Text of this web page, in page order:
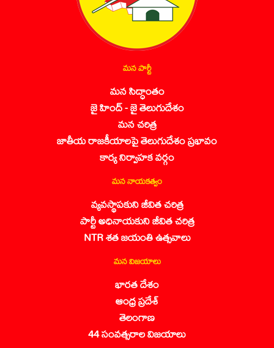
మన పార్టీ
మన సిద్ధాంతం
జై హింద్ - జై తెలుగుదేశం
మన చరిత్ర
జాతీయ రాజకీయాలపై తెలుగుదేశం ప్రభావం
కార్య నిర్వాహక వర్గం
మన నాయకత్వం
వ్యవస్థాపకుని జీవిత చరిత్ర
పార్టీ అధినాయకుని జీవిత చరిత్ర
NTR శత జయంతి ఉత్సవాలు
మన విజయాలు
భారత దేశం
ఆంధ్ర ప్రదేశ్
తెలంగాణ
44 సంవత్సరాల విజయాలు